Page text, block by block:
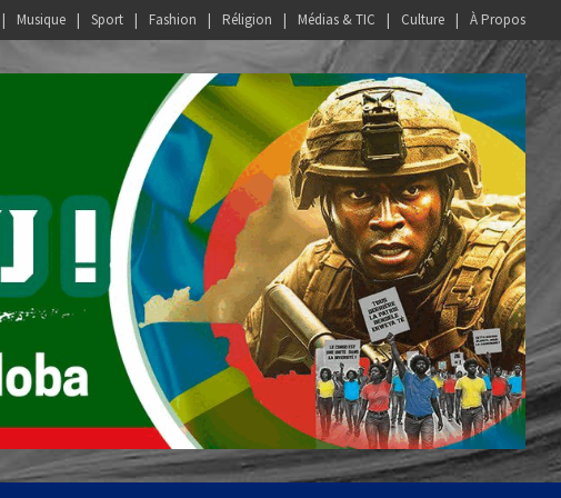
Musique Sport Fashion Réligion Médias & TIC Culture À Propos